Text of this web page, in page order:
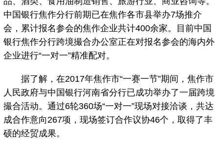
中国银行焦作分行前期已在焦作各市县举办7场推介
会，累计报名参会的焦作企业共计400余家。目前中国
银行焦作分行跨境撮合办公室正在对报名参会的海内外
企业进行“一对一”精准配对。
据了解，在2017年焦作市“一赛一节”期间，焦作市
人民政府与中国银行河南省分行已成功举办了一届跨境
撮合活动。通过6轮360场“一对一”现场对接洽谈，共达
成合作意向267项，现场签订合作议协46个，取得了丰
硕的经贸成果。